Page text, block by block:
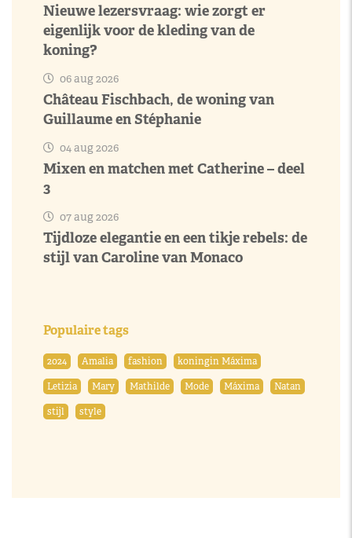
Nieuwe lezersvraag: wie zorgt er
eigenlijk voor de kleding van de
koning?
06 aug 2026
Château Fischbach, de woning van
Guillaume en Stéphanie
04 aug 2026
Mixen en matchen met Catherine – deel
3
07 aug 2026
Tijdloze elegantie en een tikje rebels: de
stijl van Caroline van Monaco
Populaire tags
2024 Amalia fashion
koningin Máxima
Letizia
Mary Mathilde Mode Máxima
Natan
stijl
style